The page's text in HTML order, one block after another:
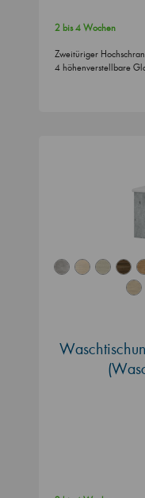
2 bis 4 Wochen
Zweitüriger
4 höhenverstellbare